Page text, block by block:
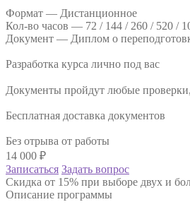
Формат — Дистанционное
Кол-во часов — 72 / 144 / 260 / 520 /
Документ — Диплом о
Разработка курса лично под вас
Документы пройдут любые
Бесплатная доставка документов
Без отрыва от работы
14 000 ₽
Записаться Задать вопрос
Скидка от 15% при выборе двух и
Описание программы